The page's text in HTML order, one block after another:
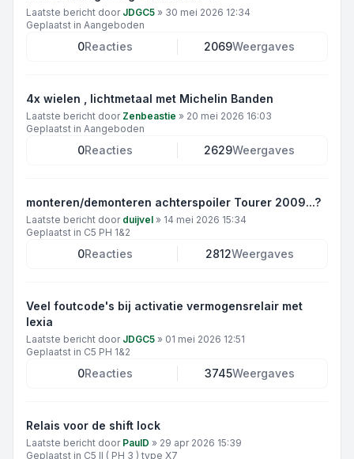
Laatste bericht door JDGC5 » 30 mei 2026 12:34
Geplaatst in Aangeboden
0Reacties 2069Weergaves
4x wielen , lichtmetaal met Michelin Banden
Laatste bericht door Zenbeastie » 20 mei 2026 16:03
Geplaatst in Aangeboden
0Reacties 2629Weergaves
monteren/demonteren achterspoiler Tourer 2009...?
Laatste bericht door duijvel » 14 mei 2026 15:34
Geplaatst in C5 PH 1&2
0Reacties 2812Weergaves
Veel foutcode's bij activatie vermogensrelair met
lexia
Laatste bericht door JDGC5 » 01 mei 2026 12:51
Geplaatst in C5 PH 1&2
0Reacties 3745Weergaves
Relais voor de shift lock
Laatste bericht door PaulD » 29 apr 2026 15:39
Geplaatst in C5 II ( PH 3 ) type X7